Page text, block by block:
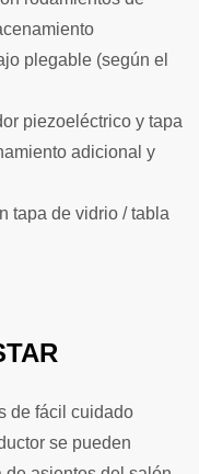
plegable (según el
piezoeléctrico y tapa
adicional y
tapa de vidrio / tabla
de fácil cuidado
se pueden